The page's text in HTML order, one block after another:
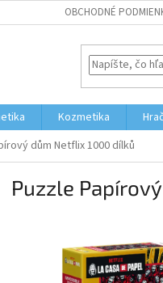
OBCHODNÉ
Kozmetika
dům Netflix 1000 dílků
Puzzle